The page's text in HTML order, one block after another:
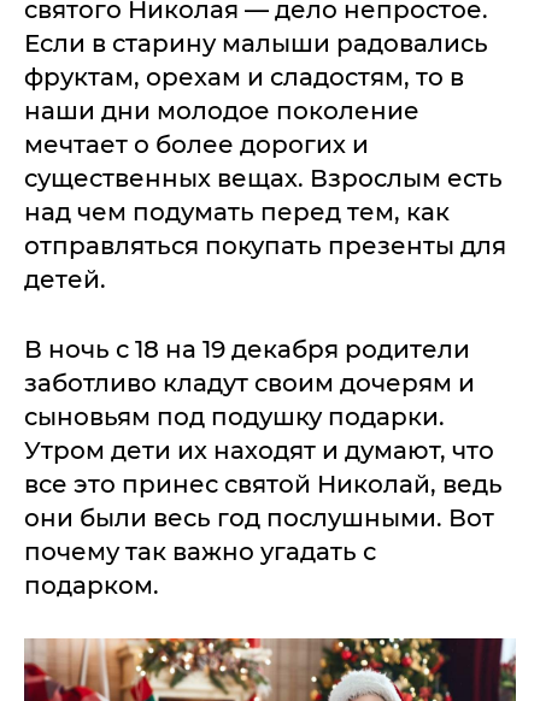
святого Николая — дело непростое.
Если в старину малыши радовались
фруктам, орехам и сладостям, то в
наши дни молодое поколение
мечтает о более дорогих и
существенных вещах. Взрослым есть
над чем подумать перед тем, как
отправляться покупать презенты для
детей.
В ночь с 18 на 19 декабря родители
заботливо кладут своим дочерям и
сыновьям под подушку подарки.
Утром дети их находят и думают, что
все это принес святой Николай, ведь
они были весь год послушными. Вот
почему так важно угадать с
подарком.